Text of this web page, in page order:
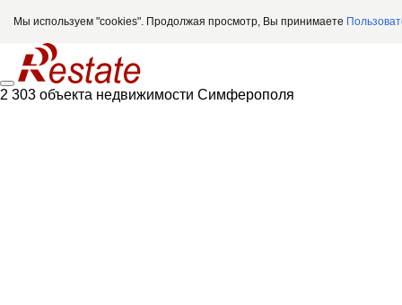
Мы используем "cookies". Продолжая просмотр, Вы принимаете
2 303 объекта недвижимости Симферополя